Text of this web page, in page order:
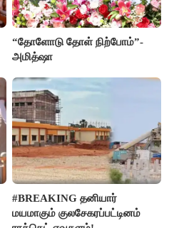
“தோளோடு தோள் நிற்போம்”-
அமித்ஷா
#BREAKING தனியார்
மயமாகும் குலசேகரப்பட்டினம்